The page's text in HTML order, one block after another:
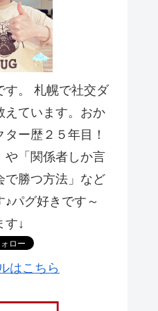
す。 札幌で社交ダ
えています。おか
ー歴２５年目！
や「関係者しか言
で勝つ方法」など
パグ好きです～
す↓
はこちら